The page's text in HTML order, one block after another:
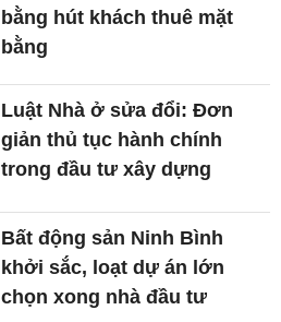
bằng hút khách thuê mặt
bằng
Luật Nhà ở sửa đổi: Đơn
giản thủ tục hành chính
trong đầu tư xây dựng
Bất động sản Ninh Bình
khởi sắc, loạt dự án lớn
chọn xong nhà đầu tư